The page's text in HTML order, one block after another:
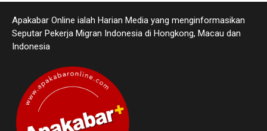
Apakabar Online ialah Harian Media yang menginformasikan
Seputar Pekerja Migran Indonesia di Hongkong, Macau dan
Indonesia